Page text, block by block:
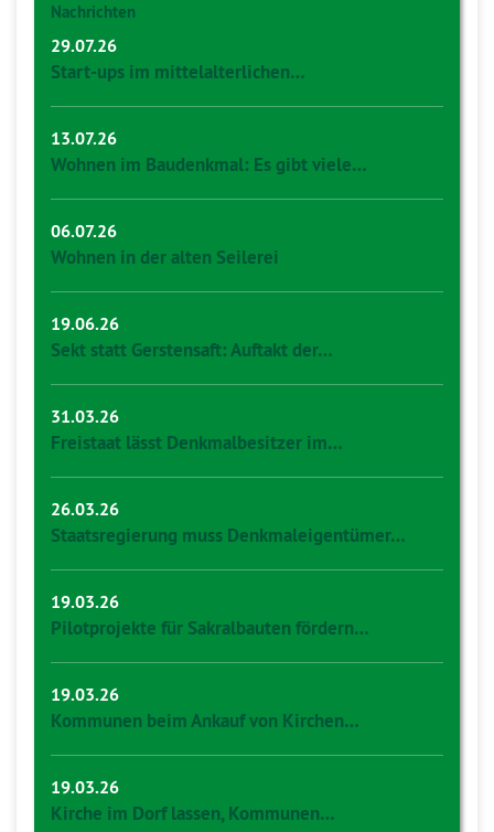
Nachrichten
29.07.26
Start-ups im mittelalterlichen…
13.07.26
Wohnen im Baudenkmal: Es gibt viele…
06.07.26
Wohnen in der alten Seilerei
19.06.26
Sekt statt Gerstensaft: Auftakt der…
31.03.26
Freistaat lässt Denkmalbesitzer im…
26.03.26
Staatsregierung muss Denkmaleigentümer…
19.03.26
Pilotprojekte für Sakralbauten fördern…
19.03.26
Kommunen beim Ankauf von Kirchen…
19.03.26
Kirche im Dorf lassen, Kommunen…